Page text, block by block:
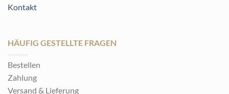
Kontakt
HÄUFIG GESTELLTE FRAGEN
Bestellen
Zahlung
Versand & Lieferung